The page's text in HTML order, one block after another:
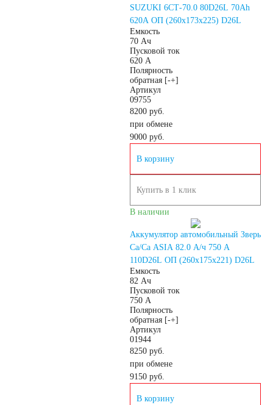
Аккумуляторы EFB
SUZUKI 6СТ-70.0 80D26L 70Ah
620A ОП (260х173х225) D26L
Емкость
70 Ач
Пусковой ток
620 А
Полярность
обратная [-+]
Артикул
09755
8200 руб.
при обмене
9000 руб.
В корзину
Купить в 1 клик
В наличии
Аккумулятор автомобильный Зверь
Ca/Ca ASIA 82.0 А/ч 750 A
110D26L ОП (260х175х221) D26L
Емкость
82 Ач
Пусковой ток
750 А
Полярность
обратная [-+]
Артикул
01944
8250 руб.
при обмене
9150 руб.
В корзину